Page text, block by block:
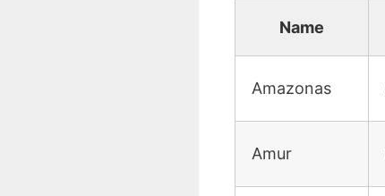
Name
Amazonas
Amur